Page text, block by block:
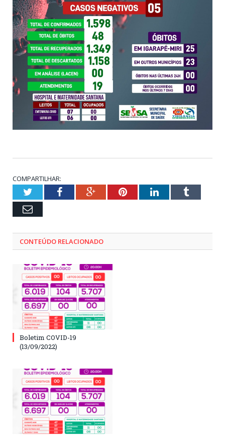
COMPARTILHAR:
TwitterFacebookGoogle+PinterestLinkedInTumblr
Email
CONTEÚDO RELACIONADO
Boletim COVID-19
(13/09/2022)